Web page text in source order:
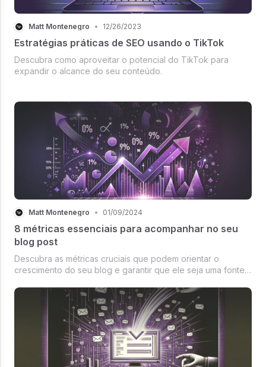
Matt Montenegro • 12/26/2023
Estratégias práticas de SEO usando o TikTok
Descubra como aproveitar o potencial do TikTok para
expandir o alcance do seu conteúdo.
Matt Montenegro • 01/09/2024
8 métricas essenciais para acompanhar no seu
blog post
Descubra as métricas cruciais que podem orientar o
crescimento do seu blog e garantir que ele seja uma fonte